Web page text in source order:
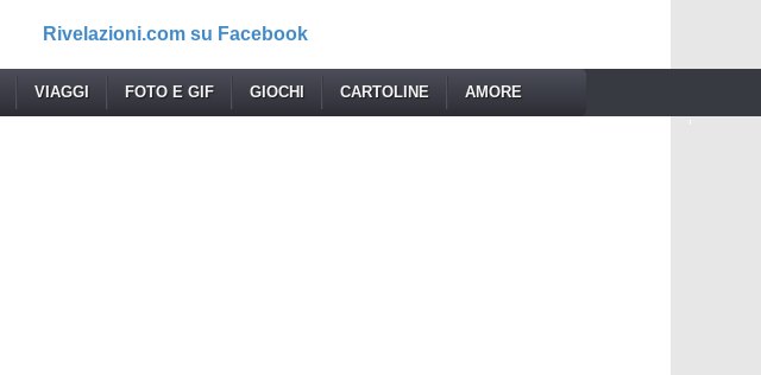
Rivelazioni.com su Facebook
VIAGGI FOTO E GIF GIOCHI CARTOLINE AMORE